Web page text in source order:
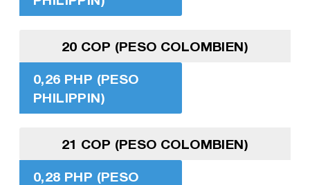
20 COP (PESO COLOMBIEN)
0,26 PHP (PESO
PHILIPPIN)
21 COP (PESO COLOMBIEN)
0,28 PHP (PESO